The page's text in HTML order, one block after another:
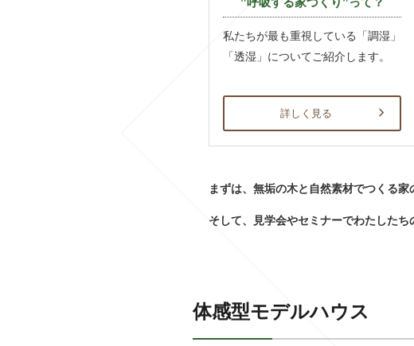
私たちが最も重視している「調湿」
「透湿」についてご紹介します。
詳しく見る
まずは、無垢の木と自然素材でつくる
そして、見学会やセミナーでわたしたち
体感型モデルハウス